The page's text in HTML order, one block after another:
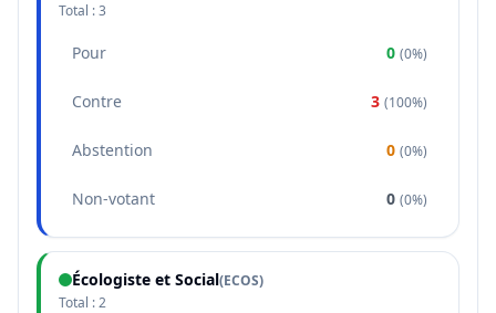
Total :3
Pour 0 (0%)
Contre 3 (100%)
Abstention 0 (0%)
Non-votant 0 (0%)
Écologiste et Social(ECOS)
Total :2